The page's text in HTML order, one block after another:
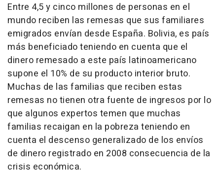
Entre 4,5 y cinco millones de personas en el
mundo reciben las remesas que sus familiares
emigrados envían desde España. Bolivia, es país
más beneficiado teniendo en cuenta que el
dinero remesado a este país latinoamericano
supone el 10% de su producto interior bruto.
Muchas de las familias que reciben estas
remesas no tienen otra fuente de ingresos por lo
que algunos expertos temen que muchas
familias recaigan en la pobreza teniendo en
cuenta el descenso generalizado de los envíos
de dinero registrado en 2008 consecuencia de la
crisis económica.